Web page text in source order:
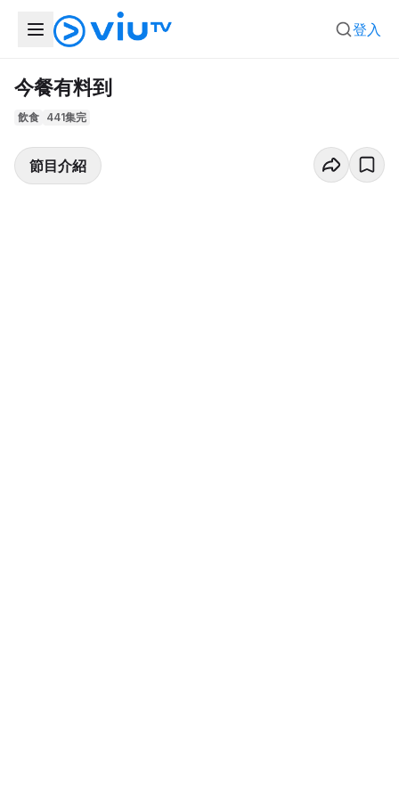
登入
今餐有料到
飲食 441集完
節目介紹